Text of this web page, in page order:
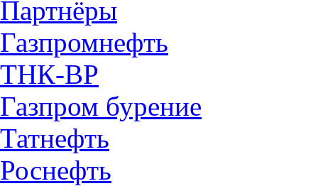
Партнёры
Газпромнефть
ТНК-ВР
Газпром бурение
Татнефть
Роснефть